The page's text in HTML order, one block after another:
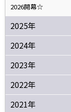
2026開幕☆
2025年
2024年
2023年
2022年
2021年